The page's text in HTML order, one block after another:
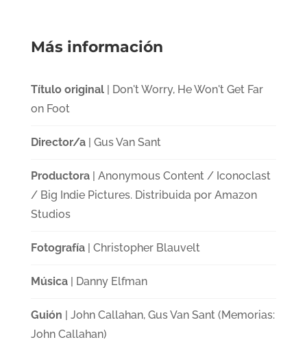
Más información
Título original| Don't Worry, He Won't Get Far
on Foot
Director/a| Gus Van Sant
Productora| Anonymous Content / Iconoclast
/ Big Indie Pictures. Distribuida por Amazon
Studios
Fotografía| Christopher Blauvelt
Música| Danny Elfman
Guión | John Callahan, Gus Van Sant (Memorias:
John Callahan)